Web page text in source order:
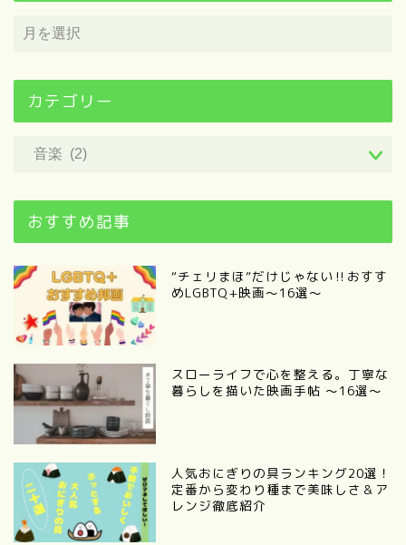
カテゴリー
おすすめ記事
“チェリまほ”だけじゃない‼︎おすす
めLGBTQ+映画〜16選〜
スローライフで心を整える。丁寧な
暮らしを描いた映画手帖 ～16選～
人気おにぎりの具ランキング20選！
定番から変わり種まで美味しさ＆ア
レンジ徹底紹介